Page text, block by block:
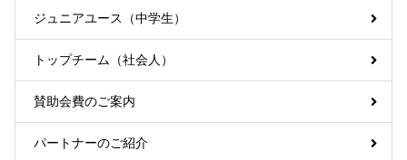
ジュニアユース（中学生）
トップチーム（社会人）
賛助会費のご案内
パートナーのご紹介